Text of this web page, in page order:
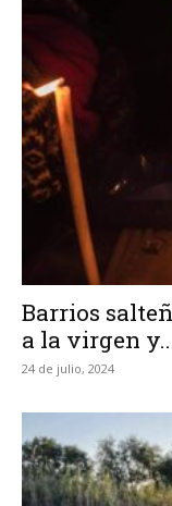
Barrios
a la virgen
24 de julio, 2024